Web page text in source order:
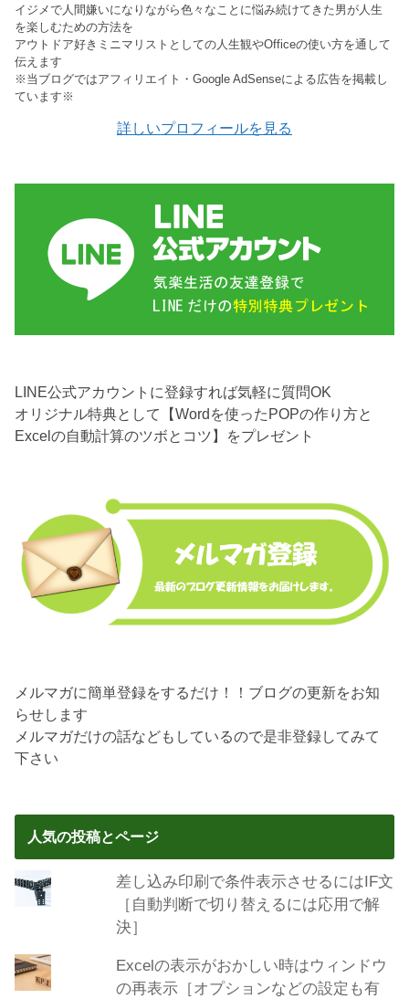
イジメで人間嫌いになりながら色々なことに悩み続けてきた男が人生
を楽しむための方法を
アウトドア好きミニマリストとしての人生観やOfficeの使い方を通して
伝えます
※当ブログではアフィリエイト・Google AdSenseによる広告を掲載し
ています※
詳しいプロフィールを見る
LINE公式アカウントに登録すれば気軽に質問OK
オリジナル特典として【Wordを使ったPOPの作り方と
Excelの自動計算のツボとコツ】をプレゼント
メルマガに簡単登録をするだけ！！ブログの更新をお知
らせします
メルマガだけの話などもしているので是非登録してみて
下さい
人気の投稿とページ
差し込み印刷で条件表示させるにはIF文
［自動判断で切り替えるには応用で解
決］
Excelの表示がおかしい時はウィンドウ
の再表示［オプションなどの設定も有